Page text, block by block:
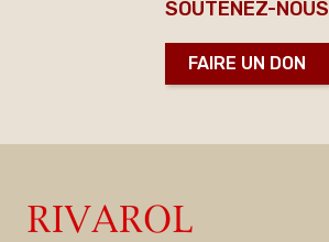
SOUTENEZ-NOUS
FAIRE UN DON